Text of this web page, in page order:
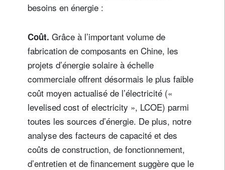
besoins en énergie :
Coût. Grâce à l’important volume de
fabrication de composants en Chine, les
projets d’énergie solaire à échelle
commerciale offrent désormais le plus faible
coût moyen actualisé de l’électricité («
levelised cost of electricity », LCOE) parmi
toutes les sources d’énergie. De plus, notre
analyse des facteurs de capacité et des
coûts de construction, de fonctionnement,
d’entretien et de financement suggère que le